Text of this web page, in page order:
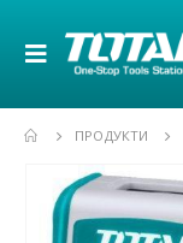
ПРОДУКТИ